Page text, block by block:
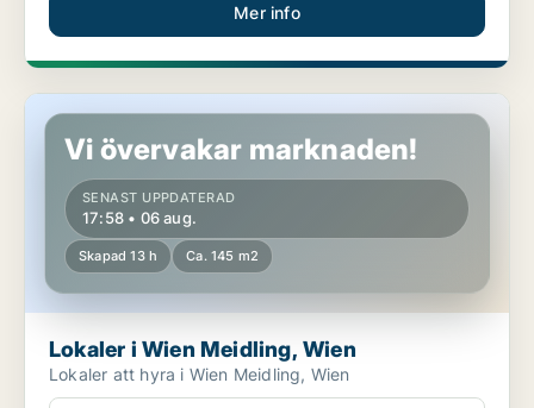
Mer info
Lokaler i Wien Meidling, Wien
Vi övervakar marknaden!
SENAST UPPDATERAD
17:58 • 06 aug.
Skapad 13 h Ca. 145 m2
Lokaler i Wien Meidling, Wien
Lokaler att hyra i Wien Meidling, Wien